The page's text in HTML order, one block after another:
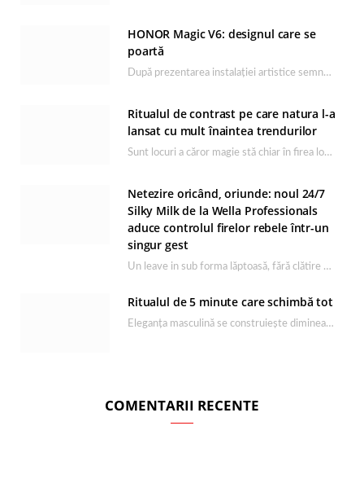
HONOR Magic V6: designul care se
poartă
După prezentarea instalației artistice semnată de Catrinel Săbăciag în cadrul evenimentului de lansare HONOR Magic…
Ritualul de contrast pe care natura l-a
lansat cu mult înaintea trendurilor
Sunt locuri a căror magie stă chiar în firea lor naturală, iar Lacul Ursu din…
Netezire oricând, oriunde: noul 24/7
Silky Milk de la Wella Professionals
aduce controlul firelor rebele într-un
singur gest
Un leave in sub forma lăptoasă, fără clătire care completează rutina Ultimate Smooth și transformă…
Ritualul de 5 minute care schimbă tot
Eleganța masculină se construiește dimineața, în câteva minute și cu produsele potrivite. O rutină de…
COMENTARII RECENTE